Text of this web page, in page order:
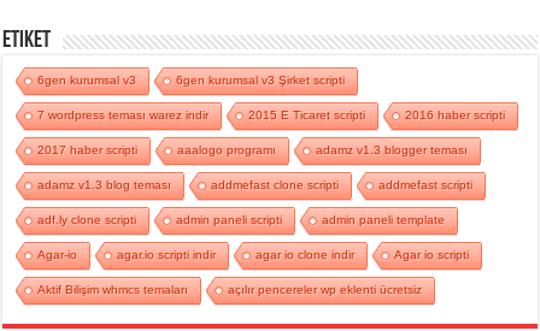
Etiket
6gen kurumsal v3 6gen kurumsal v3 Şirket scripti
7 wordpress teması warez indir 2015 E Ticaret scripti 2016 haber scripti
2017 haber scripti aaalogo programı adamz v1.3 blogger teması
adamz v1.3 blog teması addmefast clone scripti addmefast scripti
adf.ly clone scripti admin paneli scripti admin paneli template
Agar-io agar.io scripti indir agar io clone indir Agar io scripti
Aktif Bilişim whmcs temaları açılır pencereler wp eklenti ücretsiz